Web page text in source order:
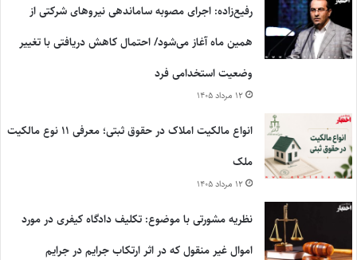
رفیع‌زاده: اجرای مصوبه ساماندهی نیروهای شرکتی از
همین ماه آغاز می‌شود/ احتمال کاهش دریافتی با تغییر
وضعیت استخدامی فرد
۱۲ مرداد ۱۴۰۵
انواع مالکیت املاک در حقوق ثبتی؛ معرفی ۱۱ نوع مالکیت
ملک
۱۲ مرداد ۱۴۰۵
نظریه مشورتی با موضوع: تکلیف دادگاه کیفری در مورد
اموال غیر منقول که در اثر ارتکاب جرایم در جرایم